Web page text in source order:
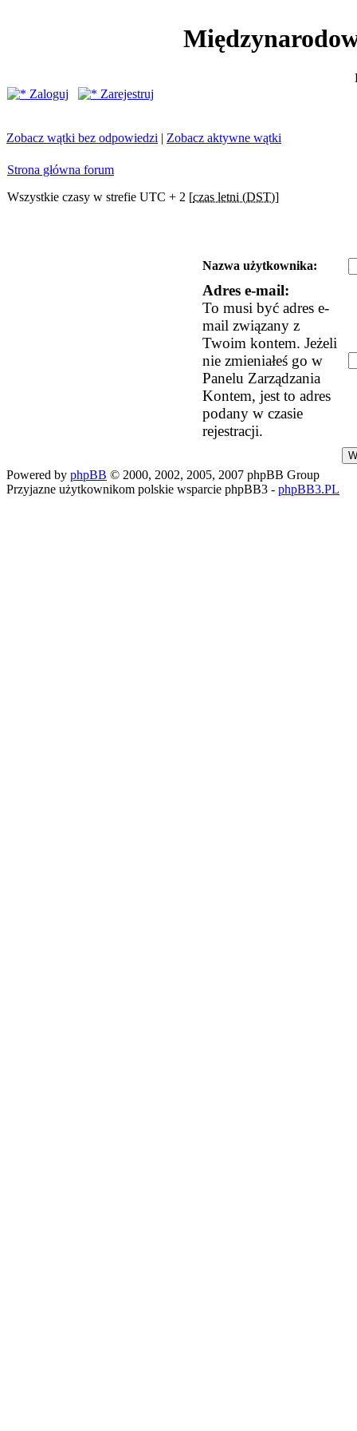
Zaloguj
Zarejestruj
Zobacz wątki bez odpowiedzi | Zobacz aktywne wątki
Strona główna forum
Wszystkie czasy w strefie UTC + 2 [czas letni (DST)]
Nazwa użytkownika:
Adres e-mail:
To musi być adres e-
mail związany z
Twoim kontem. Jeżeli
nie zmieniałeś go w
Panelu Zarządzania
Kontem, jest to adres
podany w czasie
rejestracji.
Powered by phpBB © 2000, 2002, 2005, 2007 phpBB Group
Przyjazne użytkownikom polskie wsparcie phpBB3 - phpBB3.PL